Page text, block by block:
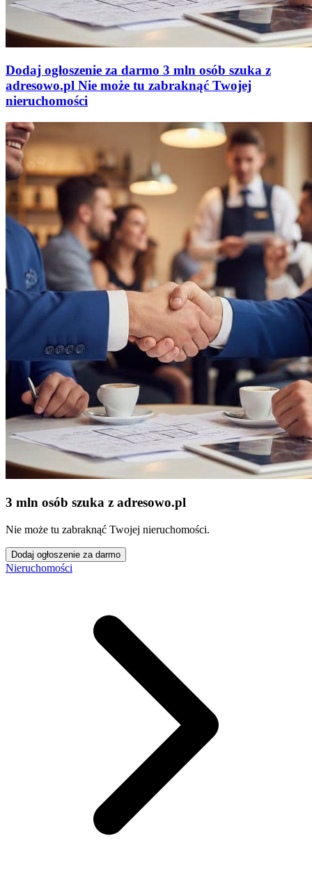
Dodaj ogłoszenie za darmo 3 mln osób szuka z
adresowo.pl Nie może tu zabraknąć Twojej
nieruchomości
3 mln osób szuka z adresowo.pl
Nie może tu zabraknąć Twojej nieruchomości.
Dodaj ogłoszenie za darmo
Nieruchomości